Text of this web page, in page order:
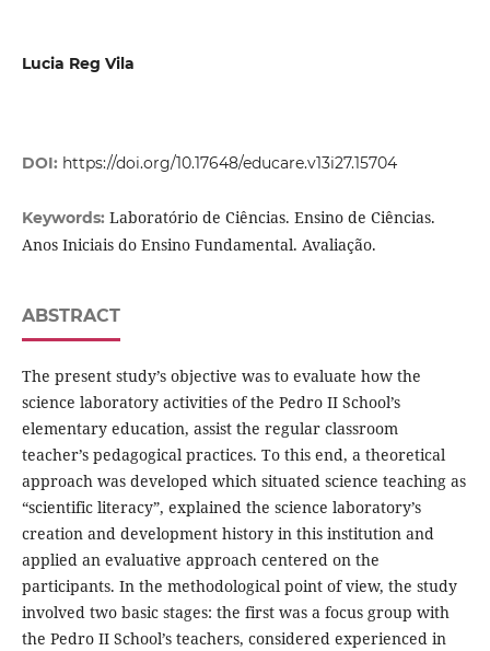
Lucia Reg Vila
DOI: https://doi.org/10.17648/educare.v13i27.15704
Keywords: Laboratório de Ciências. Ensino de Ciências.
Anos Iniciais do Ensino Fundamental. Avaliação.
ABSTRACT
The present study’s objective was to evaluate how the
science laboratory activities of the Pedro II School’s
elementary education, assist the regular classroom
teacher’s pedagogical practices. To this end, a theoretical
approach was developed which situated science teaching as
“scientific literacy”, explained the science laboratory’s
creation and development history in this institution and
applied an evaluative approach centered on the
participants. In the methodological point of view, the study
involved two basic stages: the first was a focus group with
the Pedro II School’s teachers, considered experienced in